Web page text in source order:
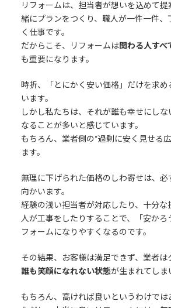
リフォームは、担当者が想いを込めて
緒にプランをつくり、職人が一件一件、
く仕事です。
だからこそ、リフォームは関わる人すべ
も重要になります。
時折、「とにかく安い価格」だけを求め
います。
しかし私たちは、それが誰も幸せにし
なることが多いと感じています。
もちろん、業者側の“過剰に安く見せる
ます。
無理に下げられた価格のしわ寄せは、必
向かいます。
経験の浅い担当者が対応したり、十分な
人が工事をしたりすることで、「安かろ
フォームになりやすくなるのです。
その結果、お客様は満足できず、業者は
誰も笑顔になれない状態が生まれてしま
もちろん、高ければ良いというわけでは